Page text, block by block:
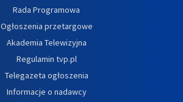
Rada Programowa
Ogłoszenia przetargowe
Akademia Telewizyjna
Regulamin tvp.pl
Telegazeta ogłoszenia
Informacje o nadawcy